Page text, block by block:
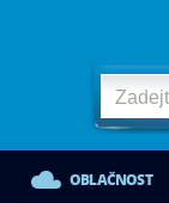
OBLAČNOST